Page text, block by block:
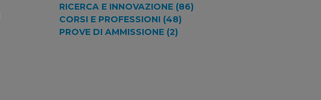
RICERCA E INNOVAZIONE (86)
CORSI E PROFESSIONI (48)
PROVE DI AMMISSIONE (2)